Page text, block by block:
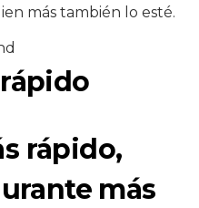
más también lo esté.
rápido,
más